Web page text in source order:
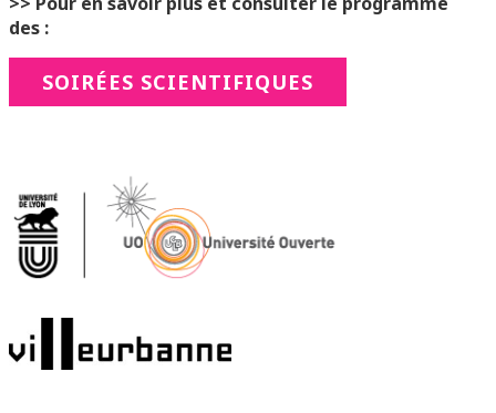
des :
SOIRÉES SCIENTIFIQUES